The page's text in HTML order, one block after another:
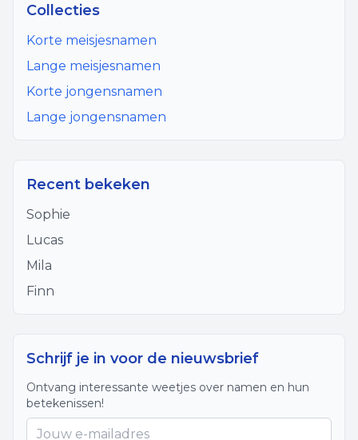
Collecties
Korte meisjesnamen
Lange meisjesnamen
Korte jongensnamen
Lange jongensnamen
Recent bekeken
Sophie
Lucas
Mila
Finn
Schrijf je in voor de nieuwsbrief
Ontvang interessante weetjes over namen en hun
betekenissen!